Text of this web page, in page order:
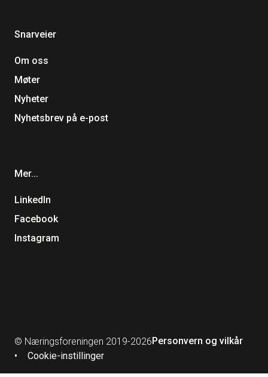
Snarveier
Om oss
Møter
Nyheter
Nyhetsbrev på e-post
Mer...
LinkedIn
Facebook
Instagram
© Næringsforeningen 2019-2026Personvern og vilkår
Cookie-instillinger